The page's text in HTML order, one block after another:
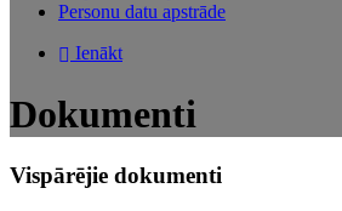
Personu datu apstrāde
Ienākt
Dokumenti
Vispārējie dokumenti